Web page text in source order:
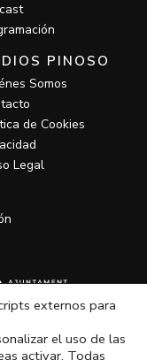
PINOSO
Somos
de Cookies
Legal
externos para
el uso de las
activar. Todas